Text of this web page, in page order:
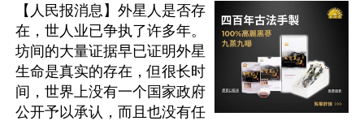
【人民报消息】外星人是否存
在，世人业已争执了许多年。
坊间的大量证据早已证明外星
生命是真实的存在，但很长时
间，世界上没有一个国家政府
公开予以承认，而且也没有任